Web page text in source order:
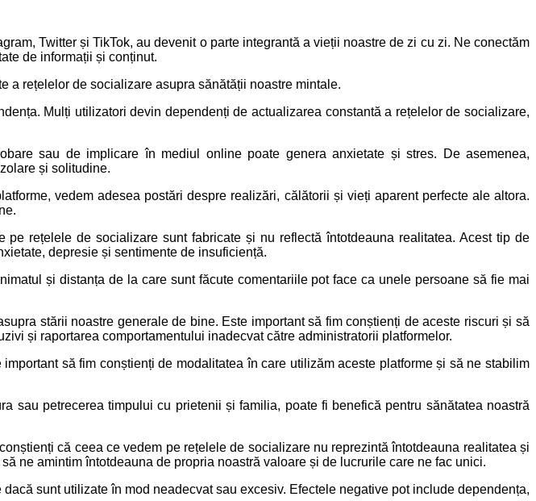
Twitter și TikTok, au devenit o parte integrantă a vieții noastre de zi cu zi. Ne conectăm
de informații și conținut.
a rețelelor de socializare asupra sănătății noastre mintale.
Mulți utilizatori devin dependenți de actualizarea constantă a rețelelor de socializare,
sau de implicare în mediul online poate genera anxietate și stres. De asemenea,
și solitudine.
vedem adesea postări despre realizări, călătorii și vieți aparent perfecte ale altora.
rețelele de socializare sunt fabricate și nu reflectă întotdeauna realitatea. Acest tip de
depresie și sentimente de insuficiență.
și distanța de la care sunt făcute comentariile pot face ca unele persoane să fie mai
stării noastre generale de bine. Este important să fim conștienți de aceste riscuri și să
și raportarea comportamentului inadecvat către administratorii platformelor.
să fim conștienți de modalitatea în care utilizăm aceste platforme și să ne stabilim
sau petrecerea timpului cu prietenii și familia, poate fi benefică pentru sănătatea noastră
că ceea ce vedem pe rețelele de socializare nu reprezintă întotdeauna realitatea și
ne amintim întotdeauna de propria noastră valoare și de lucrurile care ne fac unici.
sunt utilizate în mod neadecvat sau excesiv. Efectele negative pot include dependența,